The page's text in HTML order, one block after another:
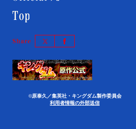
Top
Twitter
で
ェ
ア
Facebook
で
ェ
ア
原
作
©原泰久／集英社・キングダム製作委員会
利用者情報の外部送信